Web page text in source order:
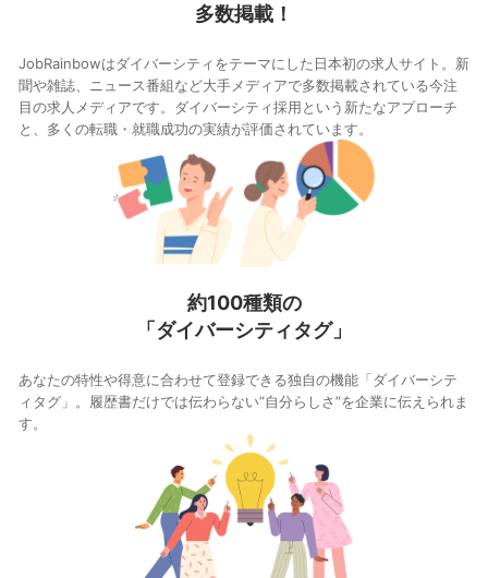
約100種類の
「ダイバーシティタグ」
あなたの特性や得意に合わせて登録できる独自の機能「ダイバーシテ
ィタグ」。履歴書だけでは伝わらない”自分らしさ”を企業に伝えられま
す。
多数掲載！
JobRainbowはダイバーシティをテーマにした日本初の求人サイト。新
聞や雑誌、ニュース番組など大手メディアで多数掲載されている今注
目の求人メディアです。ダイバーシティ採用という新たなアプローチ
と、多くの転職・就職成功の実績が評価されています。